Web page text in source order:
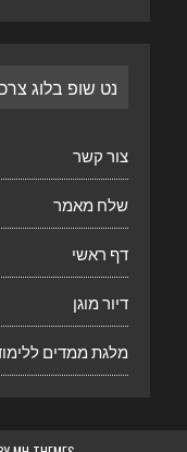
נט שופ בלוג
צור קשר
שלח מאמר
דף ראשי
דיור מוגן
מלגת ממדים